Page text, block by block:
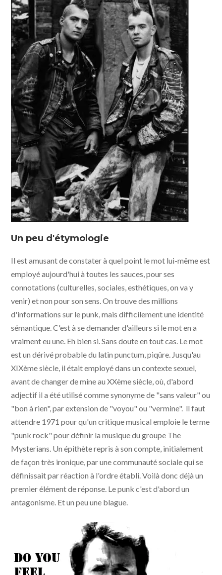
Un peu d'étymologie
Il est amusant de constater à quel point le mot lui-même est
employé aujourd'hui à toutes les sauces, pour ses
connotations (culturelles, sociales, esthétiques, on va y
venir) et non pour son sens. On trouve des millions
d'informations sur le punk, mais difficilement une identité
sémantique. C'est à se demander d'ailleurs si le mot en a
vraiment eu une. Eh bien si. Sans doute en tout cas. Le mot
est un dérivé probable du latin punctum, piqûre. Jusqu'au
XIXème siècle, il était employé dans un contexte sexuel,
avant de changer de mine au XXème siècle, où, d'abord
adjectif il a été utilisé comme synonyme de "sans valeur" ou
"bon à rien", par extension de "voyou" ou "vermine". ll faut
attendre 1971 pour qu'un critique musical emploie le terme
"punk rock" pour définir la musique du groupe The
Mysterians. Un épithète repris à son compte, initialement
de façon très ironique, par une communauté sociale qui se
définissait par réaction à l'ordre établi. Voilà donc déjà un
premier élément de réponse. Le punk c'est d'abord un
antagonisme. Et un peu une blague.